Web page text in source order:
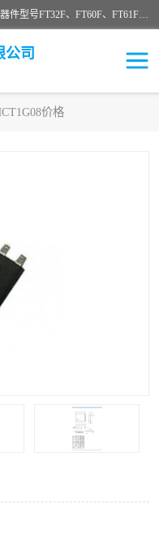
深圳悟芯电子科技有限公司目前主营的电子元器件型号FT32F、FT60F、FT61F、FT62F、FT64F、FT61FC、MCU EEPROM MOS LDO 稳压管 触摸IC DC-DC AC-DC 协议IC等，广泛应用于LED射灯、LED日光灯、等诸多领域。
公司
价格
FT61F
FT64F